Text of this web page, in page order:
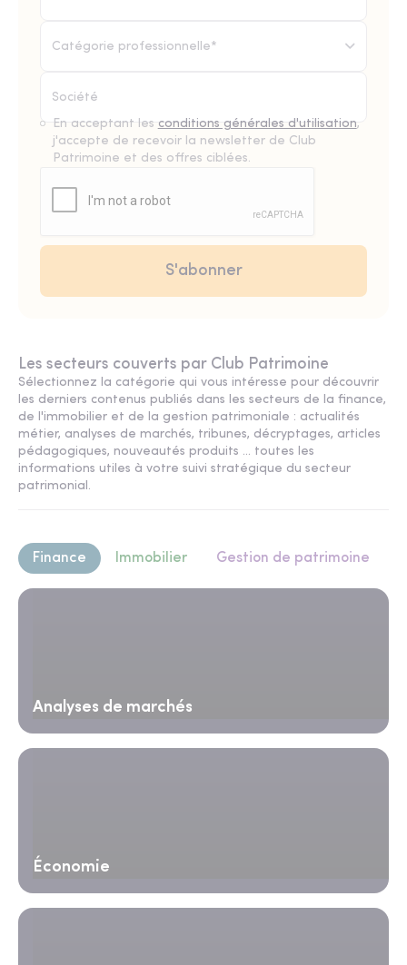
Catégorie professionnelle*
En acceptant les conditions générales d'utilisation,
j'accepte de recevoir la newsletter de Club
Patrimoine et des offres ciblées.
Les secteurs couverts par Club Patrimoine
Sélectionnez la catégorie qui vous intéresse pour découvrir
les derniers contenus publiés dans les secteurs de la finance,
de l'immobilier et de la gestion patrimoniale : actualités
métier, analyses de marchés, tribunes, décryptages, articles
pédagogiques, nouveautés produits ... toutes les
informations utiles à votre suivi stratégique du secteur
patrimonial.
Finance Immobilier Gestion de patrimoine
Analyses de marchés
Économie